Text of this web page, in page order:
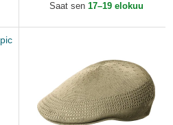
Saat sen 17–19 elokuu